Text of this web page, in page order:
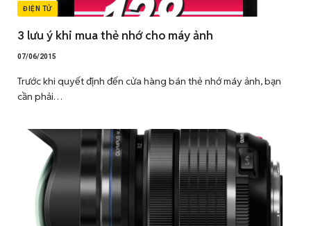
ĐIỆN TỬ
3 lưu ý khi mua thẻ nhớ cho máy ảnh
07/06/2015
Trước khi quyết định đến cửa hàng bán thẻ nhớ máy ảnh, bạn
cần phải…